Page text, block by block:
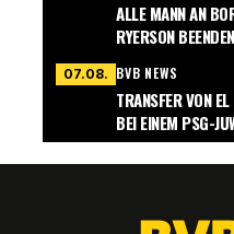
ALLE MANN AN
RYERSON
07.08. BVB NEWS
TRANSFER VON
BEI EINEM PSG-